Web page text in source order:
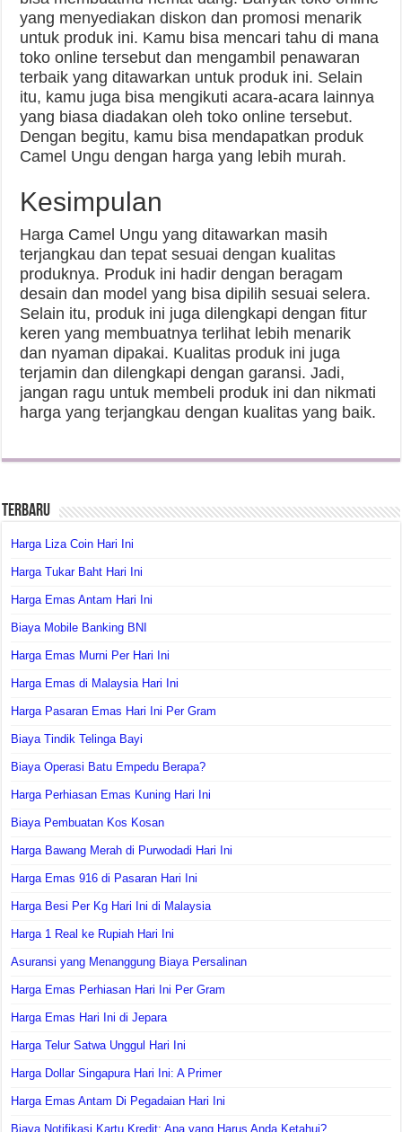
yang menyediakan diskon dan promosi menarik
untuk produk ini. Kamu bisa mencari tahu di mana
toko online tersebut dan mengambil penawaran
terbaik yang ditawarkan untuk produk ini. Selain
itu, kamu juga bisa mengikuti acara-acara lainnya
yang biasa diadakan oleh toko online tersebut.
Dengan begitu, kamu bisa mendapatkan produk
Camel Ungu dengan harga yang lebih murah.
Kesimpulan
Harga Camel Ungu yang ditawarkan masih
terjangkau dan tepat sesuai dengan kualitas
produknya. Produk ini hadir dengan beragam
desain dan model yang bisa dipilih sesuai selera.
Selain itu, produk ini juga dilengkapi dengan fitur
keren yang membuatnya terlihat lebih menarik
dan nyaman dipakai. Kualitas produk ini juga
terjamin dan dilengkapi dengan garansi. Jadi,
jangan ragu untuk membeli produk ini dan nikmati
harga yang terjangkau dengan kualitas yang baik.
Terbaru
Harga Liza Coin Hari Ini
Harga Tukar Baht Hari Ini
Harga Emas Antam Hari Ini
Biaya Mobile Banking BNI
Harga Emas Murni Per Hari Ini
Harga Emas di Malaysia Hari Ini
Harga Pasaran Emas Hari Ini Per Gram
Biaya Tindik Telinga Bayi
Biaya Operasi Batu Empedu Berapa?
Harga Perhiasan Emas Kuning Hari Ini
Biaya Pembuatan Kos Kosan
Harga Bawang Merah di Purwodadi Hari Ini
Harga Emas 916 di Pasaran Hari Ini
Harga Besi Per Kg Hari Ini di Malaysia
Harga 1 Real ke Rupiah Hari Ini
Asuransi yang Menanggung Biaya Persalinan
Harga Emas Perhiasan Hari Ini Per Gram
Harga Emas Hari Ini di Jepara
Harga Telur Satwa Unggul Hari Ini
Harga Dollar Singapura Hari Ini: A Primer
Harga Emas Antam Di Pegadaian Hari Ini
Biaya Notifikasi Kartu Kredit: Apa yang Harus Anda Ketahui?